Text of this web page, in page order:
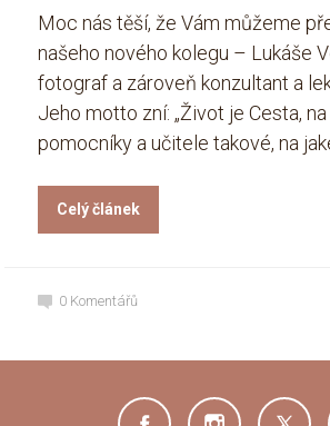
Moc nás těší, že Vám můžeme
našeho nového kolegu – Lukáše
fotograf a zároveň konzultant a
Jeho motto zní: „Život je Cesta,
pomocníky a učitele takové, na
Celý článek
0 Komentářů